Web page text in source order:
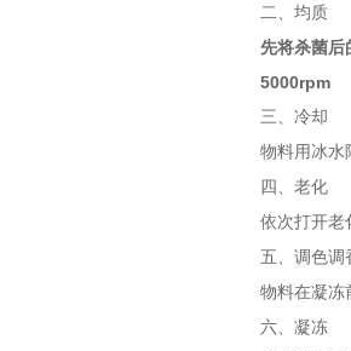
二、 均质
先将杀菌后
5000rpm
三、 冷却
物料用冰水
四、 老化
依次打开老
五、 调色调
物料在凝冻
六、 凝冻